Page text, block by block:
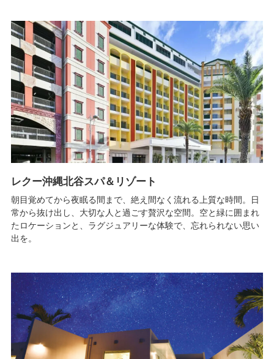
レクー沖縄北谷スパ＆リゾート
朝目覚めてから夜眠る間まで、絶え間なく流れる上質な時間。日
常から抜け出し、大切な人と過ごす贅沢な空間。空と緑に囲まれ
たロケーションと、ラグジュアリーな体験で、忘れられない思い
出を。